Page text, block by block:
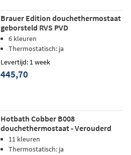
Brauer Edition douchethermostaat
geborsteld RVS PVD
6 kleuren
Thermostatisch: ja
Levertijd: 1 week
445,70
Hotbath Cobber B008
douchethermostaat - Verouderd
messing
11 kleuren
Thermostatisch: ja